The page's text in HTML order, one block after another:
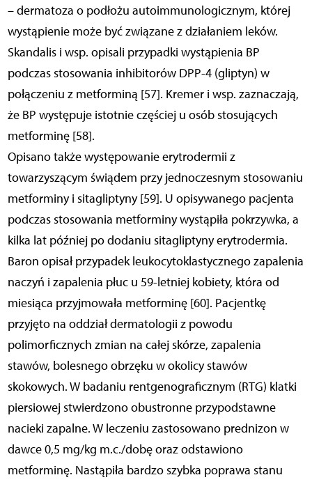
– dermatoza o podłożu autoimmunologicznym, której
wystąpienie może być związane z działaniem leków.
Skandalis i wsp. opisali przypadki wystąpienia BP
podczas stosowania inhibitorów DPP-4 (gliptyn) w
połączeniu z metforminą [57]. Kremer i wsp. zaznaczają,
że BP występuje istotnie częściej u osób stosujących
metforminę [58].
Opisano także występowanie erytrodermii z
towarzyszącym świądem przy jednoczesnym stosowaniu
metforminy i sitagliptyny [59]. U opisywanego pacjenta
podczas stosowania metforminy wystąpiła pokrzywka, a
kilka lat później po dodaniu sitagliptyny erytrodermia.
Baron opisał przypadek leukocytoklastycznego zapalenia
naczyń i zapalenia płuc u 59-letniej kobiety, która od
miesiąca przyjmowała metforminę [60]. Pacjentkę
przyjęto na oddział dermatologii z powodu
polimorficznych zmian na całej skórze, zapalenia
stawów, bolesnego obrzęku w okolicy stawów
skokowych. W badaniu rentgenograficznym (RTG) klatki
piersiowej stwierdzono obustronne przypodstawne
nacieki zapalne. W leczeniu zastosowano prednizon w
dawce 0,5 mg/kg m.c./dobę oraz odstawiono
metforminę. Nastąpiła bardzo szybka poprawa stanu